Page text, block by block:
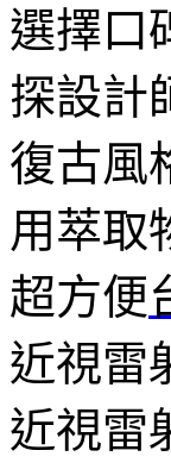
選擇口
探設計
復古風
用萃取
超方便
近視雷
近視雷